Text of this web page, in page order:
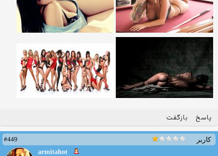
پاسخ بازگفت
کاربر
#449
armitahot